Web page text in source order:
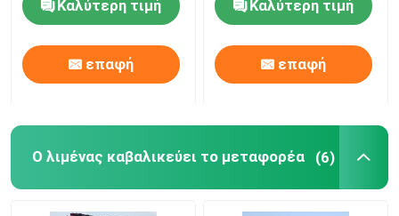
καβαλικεύστε το μεταφορέα
με τον αυτόματο
διαστολέα
Καλύτερη τιμή
επαφή
ύψος ανύψωσης
Καλύτερη τιμή
επαφή
Ο λιμένας καβαλικεύει το μεταφορέα (6)